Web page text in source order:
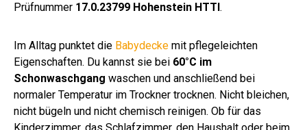
Prüfnummer 17.0.23799 Hohenstein HTTI.
Im Alltag punktet die Babydecke mit pflegeleichten
Eigenschaften. Du kannst sie bei 60°C im
Schonwaschgang waschen und anschließend bei
normaler Temperatur im Trockner trocknen. Nicht bleichen,
nicht bügeln und nicht chemisch reinigen. Ob für das